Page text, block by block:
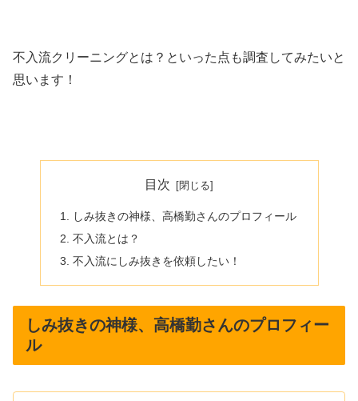
不入流クリーニングとは？といった点も調査してみたいと
思います！
目次
しみ抜きの神様、高橋勤さんのプロフィール
不入流とは？
不入流にしみ抜きを依頼したい！
しみ抜きの神様、高橋勤さんのプロフィー
ル